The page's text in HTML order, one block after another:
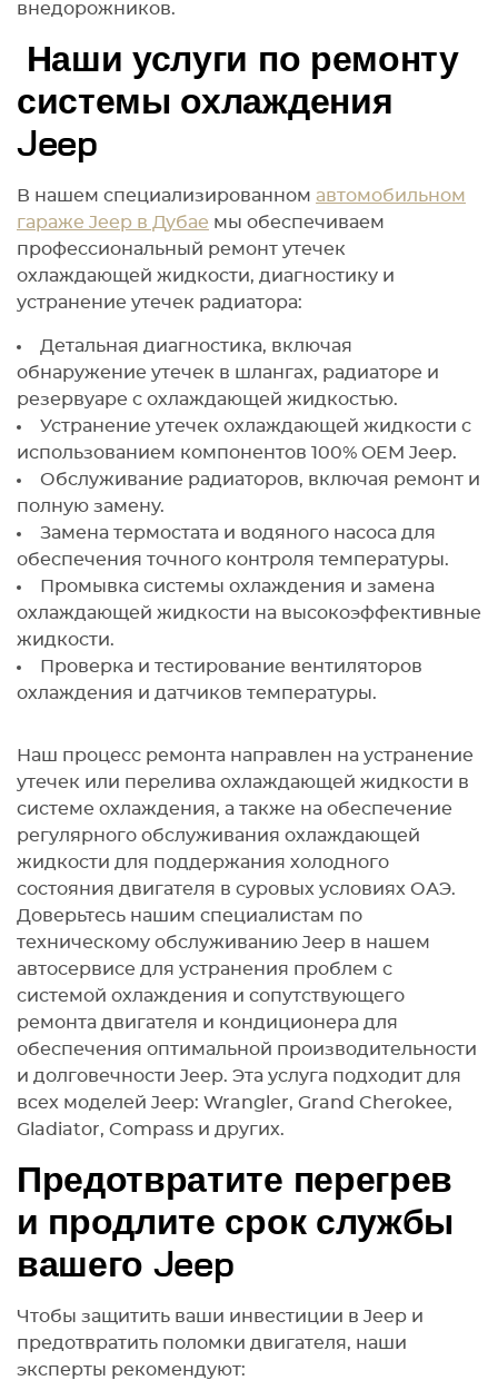
внедорожников.
Наши услуги по ремонту
системы охлаждения
Jeep
В нашем специализированном автомобильном
гараже Jeep в Дубае мы обеспечиваем
профессиональный ремонт утечек
охлаждающей жидкости, диагностику и
устранение утечек радиатора:
Детальная диагностика, включая
обнаружение утечек в шлангах, радиаторе и
резервуаре с охлаждающей жидкостью.
Устранение утечек охлаждающей жидкости с
использованием компонентов 100% OEM Jeep.
Обслуживание радиаторов, включая ремонт и
полную замену.
Замена термостата и водяного насоса для
обеспечения точного контроля температуры.
Промывка системы охлаждения и замена
охлаждающей жидкости на высокоэффективные
жидкости.
Проверка и тестирование вентиляторов
охлаждения и датчиков температуры.
Наш процесс ремонта направлен на устранение
утечек или перелива охлаждающей жидкости в
системе охлаждения, а также на обеспечение
регулярного обслуживания охлаждающей
жидкости для поддержания холодного
состояния двигателя в суровых условиях ОАЭ.
Доверьтесь нашим специалистам по
техническому обслуживанию Jeep в нашем
автосервисе для устранения проблем с
системой охлаждения и сопутствующего
ремонта двигателя и кондиционера для
обеспечения оптимальной производительности
и долговечности Jeep. Эта услуга подходит для
всех моделей Jeep: Wrangler, Grand Cherokee,
Gladiator, Compass и других.
Предотвратите перегрев
и продлите срок службы
вашего Jeep
Чтобы защитить ваши инвестиции в Jeep и
предотвратить поломки двигателя, наши
эксперты рекомендуют: